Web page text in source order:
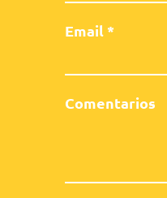
Email
Comentarios